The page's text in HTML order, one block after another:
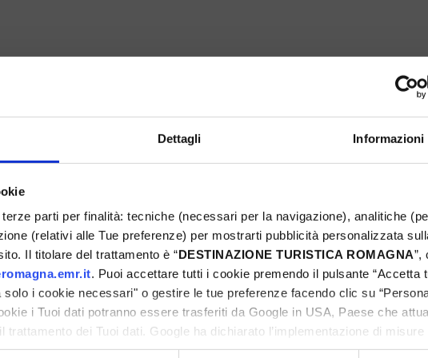
Dettagli Informazioni
parti per finalità: tecniche (necessari per la navigazione), analitiche
(relativi alle Tue preferenze) per mostrarti pubblicità personalizzata
Il titolare del trattamento è “DESTINAZIONE TURISTICA ROMAGNA”,
. Puoi accettare tutti i cookie premendo il pulsante “Accetta
i cookie necessari" o gestire le tue preferenze facendo clic su
i Tuoi dati potranno essere trasferiti da Google in USA, Paese che
trattamento dei Tuoi dati. Google ha dichiarato l’implementazione di misure
che abbiamo valutato essere sufficienti.
Eventi Primavera 2025